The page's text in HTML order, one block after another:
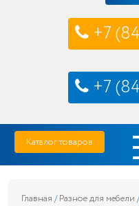
+7
+7
Skip
content
Фрегат — мебельные ткани и
Каталог товаров
Главная /Разное для мебели